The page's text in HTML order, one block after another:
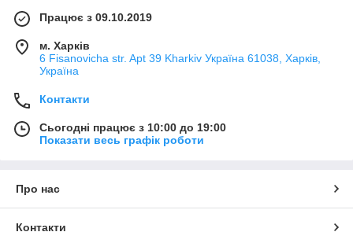
Працює з 09.10.2019
м. Харків
6 Fisanovicha str. Apt 39 Kharkiv Україна 61038, Харків,
Україна
Контакти
Сьогодні працює з 10:00 до 19:00
Показати весь графік роботи
Про нас
Контакти